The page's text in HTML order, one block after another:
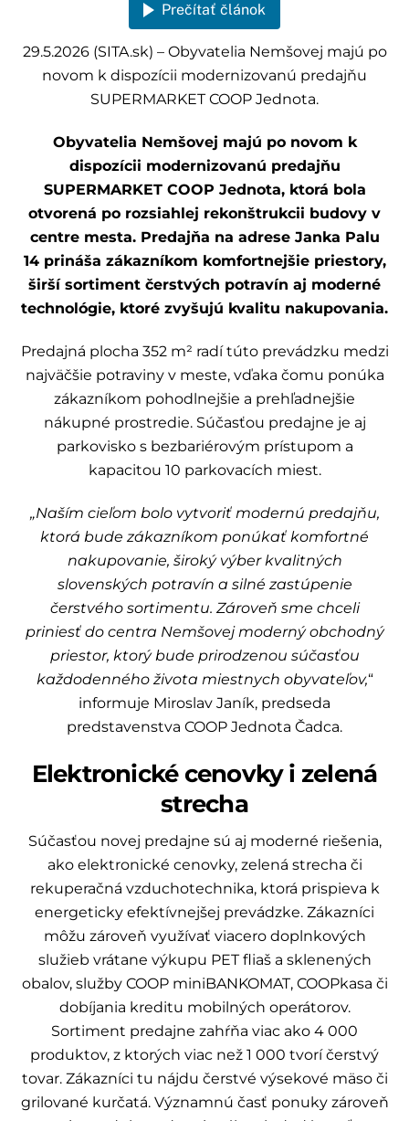
Prečítať článok
29.5.2026 (SITA.sk) – Obyvatelia Nemšovej majú po
novom k dispozícii modernizovanú predajňu
SUPERMARKET COOP Jednota.
Obyvatelia Nemšovej majú po novom k
dispozícii modernizovanú predajňu
SUPERMARKET COOP Jednota, ktorá bola
otvorená po rozsiahlej rekonštrukcii budovy v
centre mesta. Predajňa na adrese Janka Palu
14 prináša zákazníkom komfortnejšie priestory,
širší sortiment čerstvých potravín aj moderné
technológie, ktoré zvyšujú kvalitu nakupovania.
Predajná plocha 352 m² radí túto prevádzku medzi
najväčšie potraviny v meste, vďaka čomu ponúka
zákazníkom pohodlnejšie a prehľadnejšie
nákupné prostredie. Súčasťou predajne je aj
parkovisko s bezbariérovým prístupom a
kapacitou 10 parkovacích miest.
„Naším cieľom bolo vytvoriť modernú predajňu,
ktorá bude zákazníkom ponúkať komfortné
nakupovanie, široký výber kvalitných
slovenských potravín a silné zastúpenie
čerstvého sortimentu. Zároveň sme chceli
priniesť do centra Nemšovej moderný obchodný
priestor, ktorý bude prirodzenou súčasťou
každodenného života miestnych obyvateľov,“
informuje Miroslav Janík, predseda
predstavenstva COOP Jednota Čadca.
Elektronické cenovky i zelená
strecha
Súčasťou novej predajne sú aj moderné riešenia,
ako elektronické cenovky, zelená strecha či
rekuperačná vzduchotechnika, ktorá prispieva k
energeticky efektívnejšej prevádzke. Zákazníci
môžu zároveň využívať viacero doplnkových
služieb vrátane výkupu PET fliaš a sklenených
obalov, služby COOP miniBANKOMAT, COOPkasa či
dobíjania kreditu mobilných operátorov.
Sortiment predajne zahŕňa viac ako 4 000
produktov, z ktorých viac než 1 000 tvorí čerstvý
tovar. Zákazníci tu nájdu čerstvé výsekové mäso či
grilované kurčatá. Významnú časť ponuky zároveň